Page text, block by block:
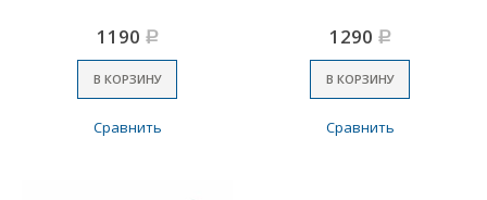
1190 Р
В КОРЗИНУ
Сравнить
1290 Р
В КОРЗИНУ
Сравнить